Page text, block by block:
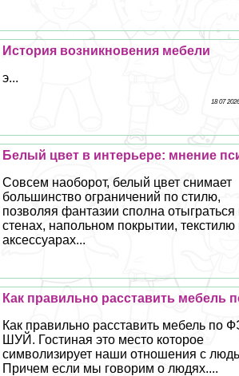
История возникновения мебели
э...
18 07
Белый цвет в интерьере: мнение
Совсем наоборот, белый цвет снимает
большинство ограничений по стилю,
позволяя фантазии сполна отыграться
стенах, напольном покрытии, текстилю
аксессуарах...
Как правильно расставить
Как правильно расставить мебель по
ШУЙ. Гостиная это место которое
символизирует наши отношения с
Причем если мы говорим о людях....